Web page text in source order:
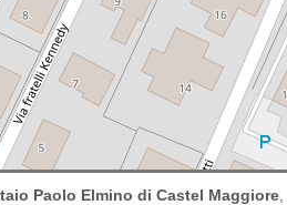
Paolo Elmino di Castel Maggiore